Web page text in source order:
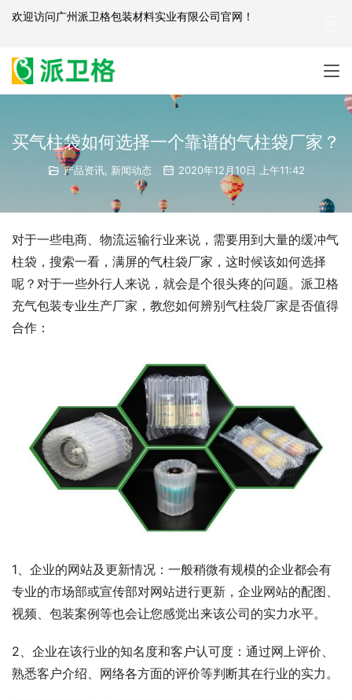
买气柱袋如何选择一个靠谱的气柱袋厂家？
产品资讯, 新闻动态 2020年12月10日 上午11:42
对于一些电商、物流运输行业来说，需要用到大量的缓冲气
柱袋，搜索一看，满屏的气柱袋厂家，这时候该如何选择
呢？对于一些外行人来说，就会是个很头疼的问题。派卫格
充气包装专业生产厂家，教您如何辨别气柱袋厂家是否值得
合作：
1、企业的网站及更新情况：一般稍微有规模的企业都会有
专业的市场部或宣传部对网站进行更新，企业网站的配图、
视频、包装案例等也会让您感觉出来该公司的实力水平。
2、企业在该行业的知名度和客户认可度：通过网上评价、
熟悉客户介绍、网络各方面的评价等判断其在行业的实力。
欢迎访问广州派卫格包装材料实业有限公司官网 ！